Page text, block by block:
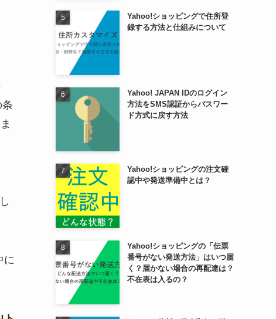
に
Yahoo!ショッピングで住所登
録する方法と仕組みについて
Yahoo! JAPAN IDのログイン
方法をSMS認証からパスワー
ド方式に戻す方法
Yahoo!ショッピングの注文確
認中や発送準備中とは？
Yahoo!ショッピングの「伝票
番号がない発送方法」はいつ届
く？届かない場合の再配達は？
不在表は入るの？